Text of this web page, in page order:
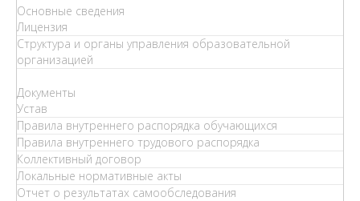
Основные сведения
Лицензия
Структура и органы управления образовательной
организацией
Документы
Устав
Правила внутреннего распорядка обучающихся
Правила внутреннего трудового распорядка
Коллективный договор
Локальные нормативные акты
Отчет о результатах самообследования